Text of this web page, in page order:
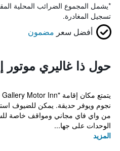
*يشمل المجموع الضرائب المحلية
تسجيل المغادرة.
أفضل سعر مضمون
حول ذا غاليري موتور
نجوم ويوفر حديقة. يمكن للضيوف
من واي فاي مجاني ومواقف خاصة
الوحدات على جها...
المزيد